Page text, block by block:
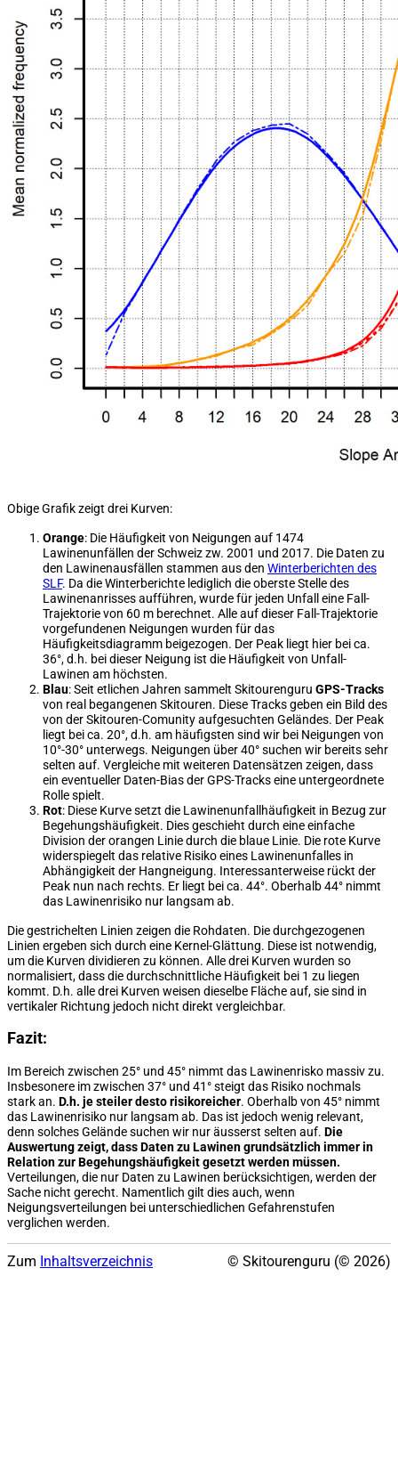
Obige Grafik zeigt drei Kurven:
Orange: Die Häufigkeit von Neigungen auf 1474
Lawinenunfällen der Schweiz zw. 2001 und 2017. Die Daten zu
den Lawinenausfällen stammen aus den Winterberichten des
SLF. Da die Winterberichte lediglich die oberste Stelle des
Lawinenanrisses aufführen, wurde für jeden Unfall eine Fall-
Trajektorie von 60 m berechnet. Alle auf dieser Fall-Trajektorie
vorgefundenen Neigungen wurden für das
Häufigkeitsdiagramm beigezogen. Der Peak liegt hier bei ca.
36°, d.h. bei dieser Neigung ist die Häufigkeit von Unfall-
Lawinen am höchsten.
Blau: Seit etlichen Jahren sammelt Skitourenguru GPS-Tracks
von real begangenen Skitouren. Diese Tracks geben ein Bild des
von der Skitouren-Comunity aufgesuchten Geländes. Der Peak
liegt bei ca. 20°, d.h. am häufigsten sind wir bei Neigungen von
10°-30° unterwegs. Neigungen über 40° suchen wir bereits sehr
selten auf. Vergleiche mit weiteren Datensätzen zeigen, dass
ein eventueller Daten-Bias der GPS-Tracks eine untergeordnete
Rolle spielt.
Rot: Diese Kurve setzt die Lawinenunfallhäufigkeit in Bezug zur
Begehungshäufigkeit. Dies geschieht durch eine einfache
Division der orangen Linie durch die blaue Linie. Die rote Kurve
widerspiegelt das relative Risiko eines Lawinenunfalles in
Abhängigkeit der Hangneigung. Interessanterweise rückt der
Peak nun nach rechts. Er liegt bei ca. 44°. Oberhalb 44° nimmt
das Lawinenrisiko nur langsam ab.
Die gestrichelten Linien zeigen die Rohdaten. Die durchgezogenen
Linien ergeben sich durch eine Kernel-Glättung. Diese ist notwendig,
um die Kurven dividieren zu können. Alle drei Kurven wurden so
normalisiert, dass die durchschnittliche Häufigkeit bei 1 zu liegen
kommt. D.h. alle drei Kurven weisen dieselbe Fläche auf, sie sind in
vertikaler Richtung jedoch nicht direkt vergleichbar.
Fazit:
Im Bereich zwischen 25° und 45° nimmt das Lawinenrisko massiv zu.
Insbesonere im zwischen 37° und 41° steigt das Risiko nochmals
stark an. D.h. je steiler desto risikoreicher. Oberhalb von 45° nimmt
das Lawinenrisiko nur langsam ab. Das ist jedoch wenig relevant,
denn solches Gelände suchen wir nur äusserst selten auf. Die
Auswertung zeigt, dass Daten zu Lawinen grundsätzlich immer in
Relation zur Begehungshäufigkeit gesetzt werden müssen.
Verteilungen, die nur Daten zu Lawinen berücksichtigen, werden der
Sache nicht gerecht. Namentlich gilt dies auch, wenn
Neigungsverteilungen bei unterschiedlichen Gefahrenstufen
verglichen werden.
Zum Inhaltsverzeichnis © Skitourenguru (© 2026)